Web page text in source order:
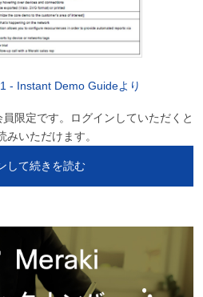
- Instant Demo Guideより
限定です。ログインしていただくと
みいただけます。
して続きを読む